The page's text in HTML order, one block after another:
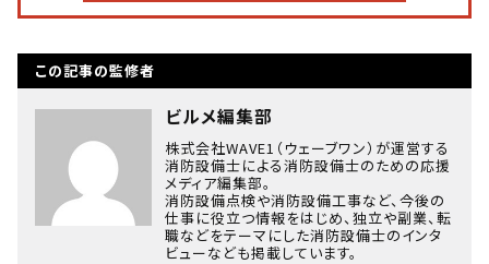
この記事の監修者
ビルメ編集部
株式会社WAVE1（ウェーブワン）が運営する
消防設備士による消防設備士のための応援
メディア編集部。
消防設備点検や消防設備工事など、今後の
仕事に役立つ情報をはじめ、独立や副業、転
職などをテーマにした消防設備士のインタ
ビューなども掲載しています。